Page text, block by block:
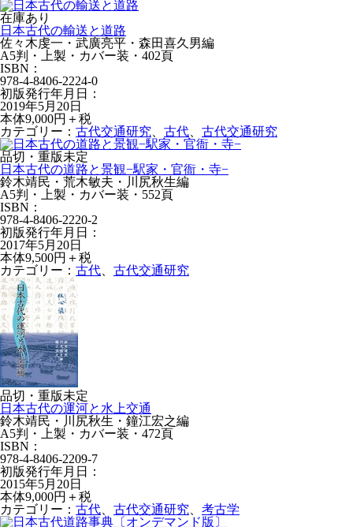
在庫あり
日本古代の輸送と道路
佐々木虔一・武廣亮平・森田喜久男編
A5判・上製・カバー装・402頁
ISBN：
978-4-8406-2224-0
初版発行年月日：
2019年5月20日
本体9,000円＋税
カテゴリー： 古代交通研究 古代
古代交通研究
品切・重版未定
日本古代の道路と景観−駅家・官衙・寺−
鈴木靖民・荒木敏夫・川尻秋生編
A5判・上製・カバー装・552頁
ISBN：
978-4-8406-2220-2
初版発行年月日：
2017年5月20日
本体9,500円＋税
カテゴリー： 古代 古代交通研究
品切・重版未定
日本古代の運河と水上交通
鈴木靖民・川尻秋生・鐘江宏之編
A5判・上製・カバー装・472頁
ISBN：
978-4-8406-2209-7
初版発行年月日：
2015年5月20日
本体9,000円＋税
カテゴリー： 古代 古代交通研究
考古学